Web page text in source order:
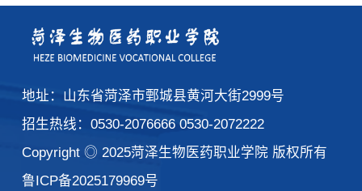
地址：山东省菏泽市鄄城县黄河大街2999号
招生热线：0530-2076666 0530-2072222
Copyright ◎ 2025菏泽生物医药职业学院 版权所有
鲁ICP备2025179969号